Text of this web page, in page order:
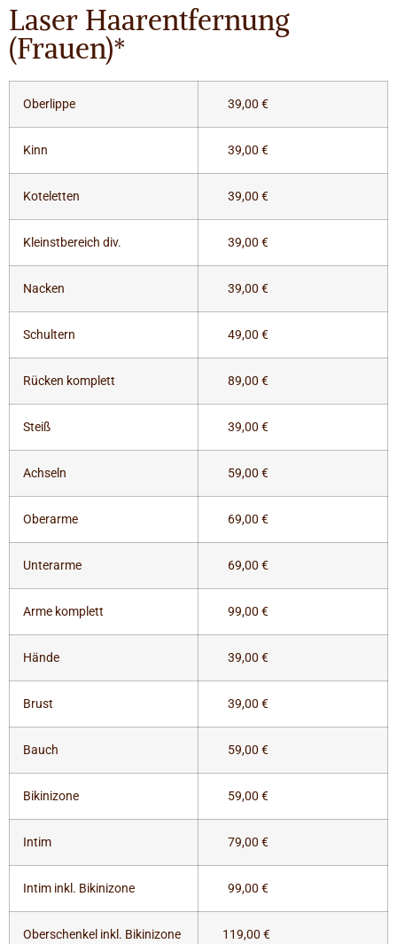
Laser Haarentfernung
(Frauen)*
Oberlippe 39,00 €
Kinn 39,00 €
Koteletten 39,00 €
Kleinstbereich div. 39,00 €
Nacken 39,00 €
Schultern 49,00 €
Rücken komplett 89,00 €
Steiß 39,00 €
Achseln 59,00 €
Oberarme 69,00 €
Unterarme 69,00 €
Arme komplett 99,00 €
Hände 39,00 €
Brust 39,00 €
Bauch 59,00 €
Bikinizone 59,00 €
Intim 79,00 €
Intim inkl. Bikinizone 99,00 €
Oberschenkel inkl. Bikinizone 119,00 €